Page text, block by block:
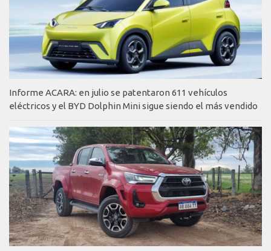
Informe ACARA: en julio se patentaron 611 vehículos
eléctricos y el BYD Dolphin Mini sigue siendo el más vendido